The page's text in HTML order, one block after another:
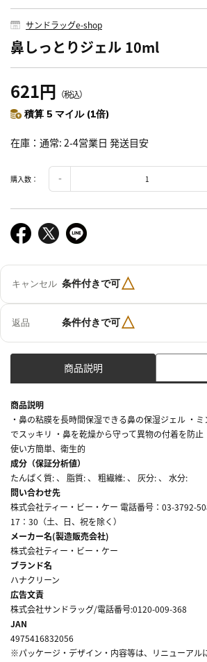
サンドラッグe-shop
鼻しっとりジェル 10ml
621円 （税込）
積算 5 マイル (1倍)
在庫 通常: 2-4営業日 発送目安
購入数：
キャンセル 条件付きで可△
返品 条件付きで可△
商品説明
商品説明
・鼻の粘膜を長時間保湿できる鼻の保湿ジェル ・
でスッキリ ・鼻を乾燥から守って異物の付着を防止
使い方簡単、衛生的
成分（保証分析値）
たんぱく質: 、 脂質: 、 粗繊維: 、 灰分: 、 水分:
問い合わせ先
株式会社ティー・ビー・ケー 電話番号：03-3792-
17：30（土、日、祝を除く）
メーカー名(製造販売会社)
株式会社ティー・ビー・ケー
ブランド名
ハナクリーン
広告文責
株式会社サンドラッグ/電話番号:0120-009-368
JAN
4975416832056
※パッケージ・デザイン・内容等は、リニューアル